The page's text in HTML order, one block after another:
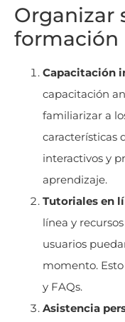
Organizar
formación
Capacitación
capacitación
familiarizar a
características
interactivos y
aprendizaje.
Tutoriales en
línea y
usuarios
momento.
y FAQs.
Asistencia